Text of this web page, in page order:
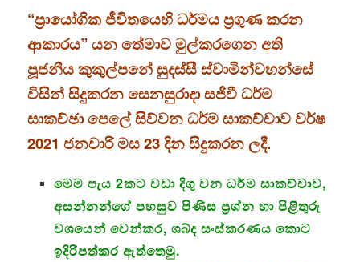
“ප්‍රායෝගික ජීවිතයෙහි ධර්මය ප්‍රගුණ කරන
ආකාරය” යන තේමාව මුල්කරගෙන අති
පූජනීය කුකුල්පනේ සුදස්සී ස්වාමින්වහන්සේ
විසින් සිදුකරන සෙනසුරාදා සජීවී ධර්ම
සාකච්ඡා පෙලේ සිව්වන ධර්ම සාකච්චාව වර්ෂ
2021 ජනවාරි මස 23 දින සිදුකරන ලදී.
මෙම පැය 2කට වඩා දිගු වන ධර්ම සාකච්චාව,
අසන්නන්ගේ පහසුව පිණිස ප්‍රශ්න හා පිළිතුරු
වශයෙන් වෙන්කර, ශබ්ද සංස්කරණය කොට
ඉදිරිපත්කර ඇත්තෙමු.